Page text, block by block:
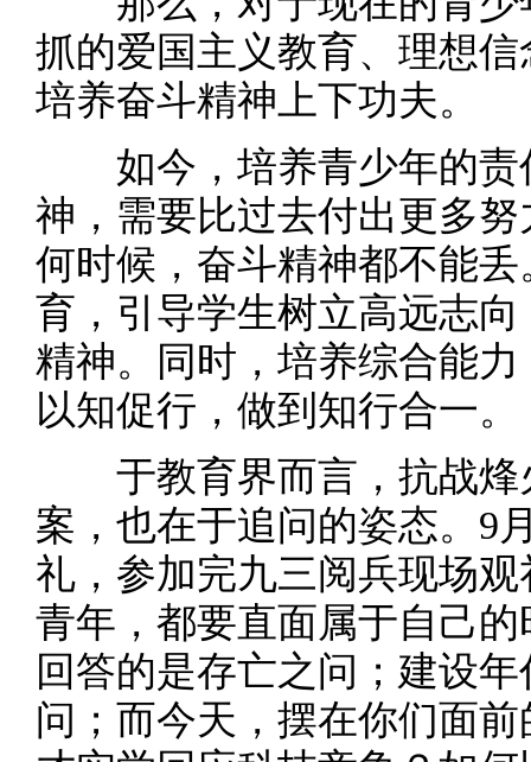
抓的爱国主义教育、理想
培养奋斗精神上下功夫。
如今，培养青少年的责
神，需要比过去付出更多
何时候，奋斗精神都不能
育，引导学生树立高远志
精神。同时，培养综合能
以知促行，做到知行合一。
于教育界而言，抗战烽
案，也在于追问的姿态。9
礼，参加完九三阅兵现场
青年，都要直面属于自己
回答的是存亡之问；建设
问；而今天，摆在你们面